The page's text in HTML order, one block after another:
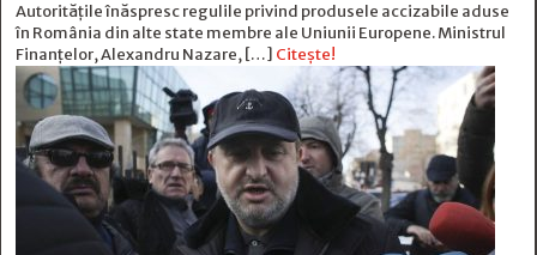
Autoritățile înăspresc regulile privind produsele accizabile aduse
în România din alte state membre ale Uniunii Europene. Ministrul
Finanțelor, Alexandru Nazare, […] Citește!